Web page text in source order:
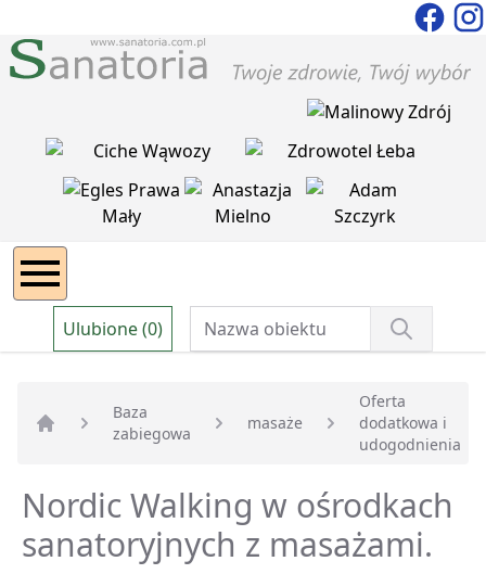
Ulubione (0)
Strona główna
Baza
zabiegowa
masaże
Oferta
dodatkowa i
udogodnienia
Nordic Walking w ośrodkach
sanatoryjnych z masażami.